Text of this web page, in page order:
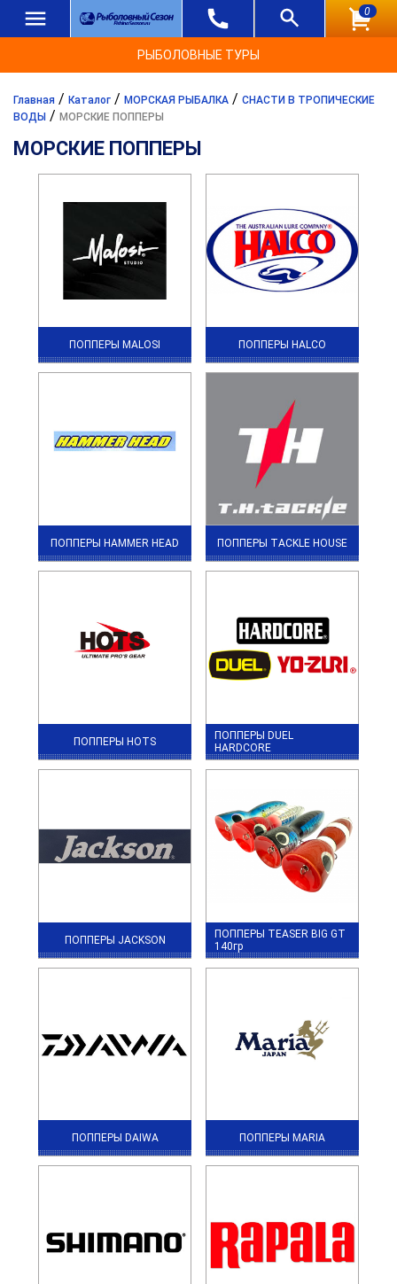
0
РЫБОЛОВНЫЕ ТУРЫ
Главная / Каталог / МОРСКАЯ РЫБАЛКА / СНАСТИ В ТРОПИЧЕСКИЕ
ВОДЫ / МОРСКИЕ ПОППЕРЫ
МОРСКИЕ ПОППЕРЫ
ПОППЕРЫ MALOSI ПОППЕРЫ HALCO
ПОППЕРЫ HAMMER HEAD ПОППЕРЫ TACKLE HOUSE
ПОППЕРЫ HOTS
ПОППЕРЫ DUEL
HARDCORE
ПОППЕРЫ JACKSON
ПОППЕРЫ TEASER BIG GT
140гр
ПОППЕРЫ DAIWA ПОППЕРЫ MARIA